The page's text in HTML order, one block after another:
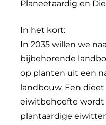
Planeetaardig en
In het kort:
In 2035 willen we
bijbehorende
op planten uit een
landbouw. Een
eiwitbehoefte
plantaardige